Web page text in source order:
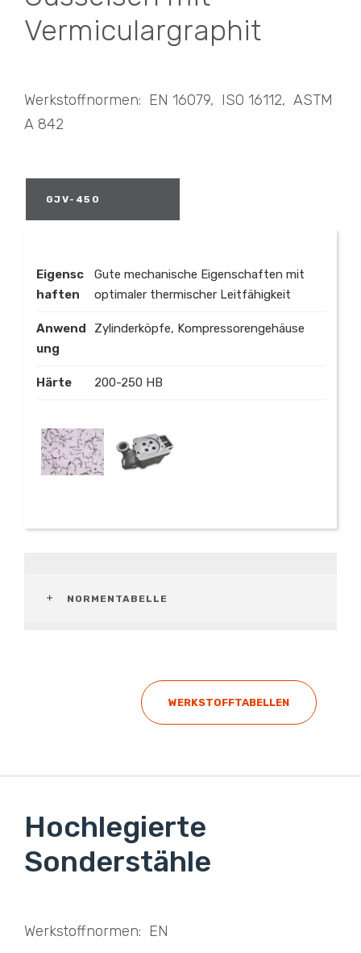
Vermiculargraphit
Werkstoffnormen: EN 16079, ISO 16112, ASTM
A 842
GJV-450
Eigensc
haften
Gute mechanische Eigenschaften mit
optimaler thermischer Leitfähigkeit
Anwend
ung
Zylinderköpfe, Kompressorengehäuse
Härte 200-250 HB
NORMENTABELLE
WERKSTOFFTABELLEN
Hochlegierte
Sonderstähle
Werkstoffnormen: EN